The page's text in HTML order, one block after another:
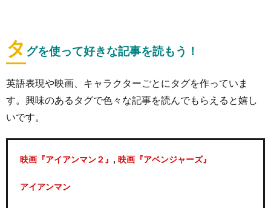
タ グを使って好きな記事を読もう！
英語表現や映画、キャラクターごとにタグを作っていま
す。興味のあるタグで色々な記事を読んでもらえると嬉し
いです。
映画『アイアンマン２』 , 映画『アベンジャーズ』
アイアンマン